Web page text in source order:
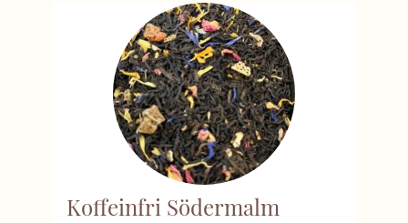
Koffeinfri Södermalm